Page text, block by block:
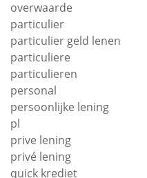
overwaarde
particulier
particulier geld lenen
particuliere
particulieren
personal
persoonlijke lening
pl
prive lening
privé lening
quick krediet